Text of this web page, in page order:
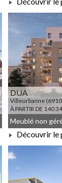
À PARTIR
DUA
Villeurbanne
À PARTIR DE 140
À PARTIR
Découvrir le